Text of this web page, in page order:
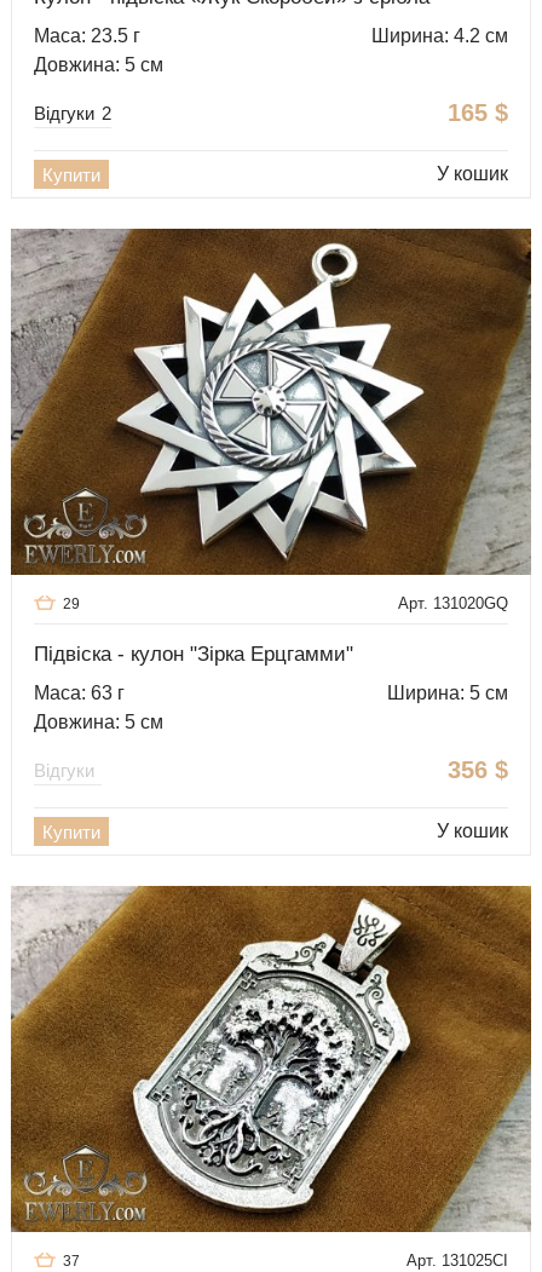
Маса: 23.5 г
Ширина: 4.2 см
Довжина: 5 см
165 $
Відгуки 2
Купити У кошик
Арт. 131020GQ
29
Підвіска - кулон "Зірка Ерцгамми"
Маса: 63 г
Ширина: 5 см
Довжина: 5 см
356 $
Відгуки
Купити У кошик
Арт. 131025CI
37